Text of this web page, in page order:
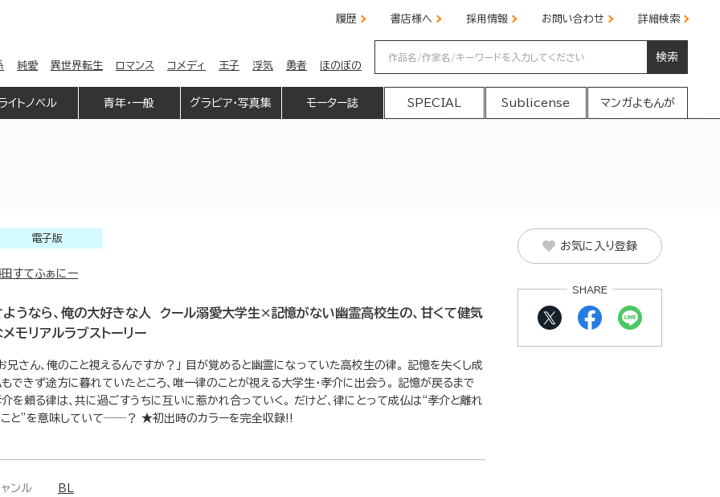
履歴 書店様へ 採用情報 お問い合わせ 詳細検索
純愛 異世界転生 ロマンス コメディ 王子 浮気 勇者 ほのぼの
検索
イトノベル 青年・一般 グラビア・写真集 モーター誌 SPECIAL Sublicense マンガよもんが
電子版
すてふぁにー
ようなら、俺の大好きな人 クール溺愛大学生×記憶がない幽霊高校生の、甘くて健気
メモリアルラブストーリー
兄さん、俺のこと視えるんですか？」 目が覚めると幽霊になっていた高校生の律。 記憶を失くし成
できず途方に暮れていたところ、唯一律のことが視える大学生・孝介に出会う。 記憶が戻るまで
を頼る律は、共に過ごすうちに互いに惹かれ合っていく。 だけど、律にとって成仏は“孝介と離れ
こと”を意味していて──？ ★初出時のカラーを完全収録!!
ンル BL
お気に入り登録
SHARE